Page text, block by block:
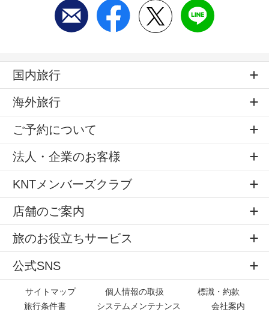
国内旅行
海外旅行
ご予約について
法人・企業のお客様
KNTメンバーズクラブ
店舗のご案内
旅のお役立ちサービス
公式SNS
サイトマップ 個人情報の取扱
標識・約款
旅行条件書
システムメンテナンス 会社案内